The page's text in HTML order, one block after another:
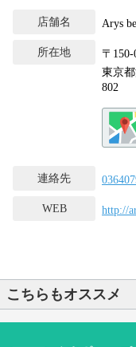
店舗名 Arys
所在地
〒150-
東京
802
連絡先
WEB http://
こちらもオススメ